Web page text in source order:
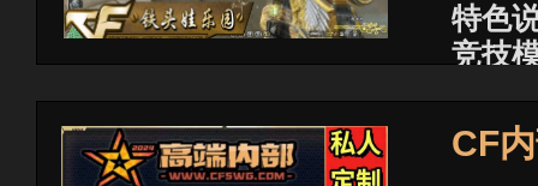
特色
竞技
已稳
商品
CF